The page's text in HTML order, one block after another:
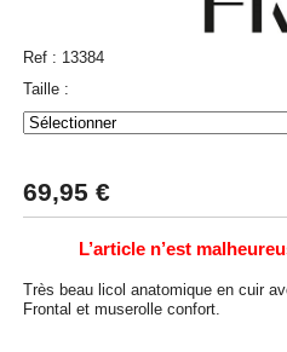
Ref : 13384
Taille :
69,95 €
L’article n’est
Très beau licol anatomique en cuir
Frontal et muserolle confort.